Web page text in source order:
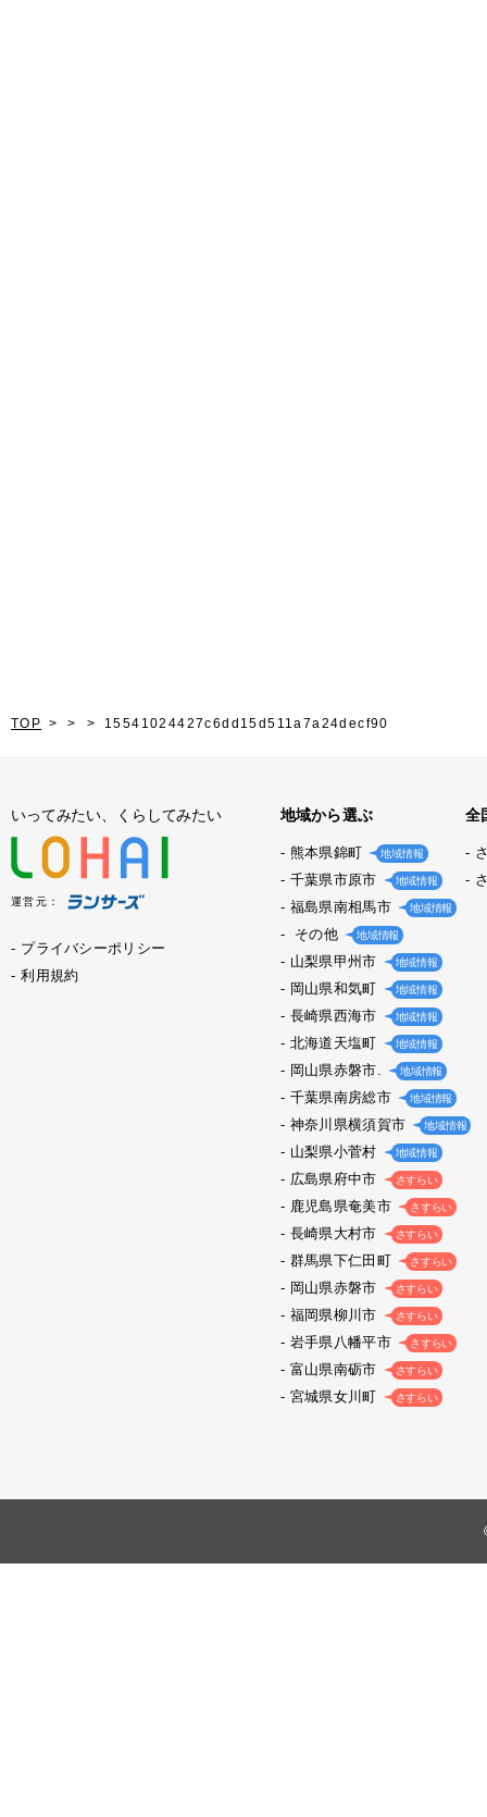
TOP 15541024427c6dd15d511a7a24decf90
いってみたい、くらしてみたい
運営元：
プライバシーポリシー
利用規約
地域から選ぶ
熊本県錦町 地域情報
千葉県市原市 地域情報
福島県南相馬市 地域情報
その他 地域情報
山梨県甲州市 地域情報
岡山県和気町 地域情報
長崎県西海市 地域情報
北海道天塩町 地域情報
岡山県赤磐市. 地域情報
千葉県南房総市 地域情報
神奈川県横須賀市 地域情報
山梨県小菅村 地域情報
広島県府中市 さすらい
鹿児島県奄美市 さすらい
長崎県大村市 さすらい
群馬県下仁田町 さすらい
岡山県赤磐市 さすらい
福岡県柳川市 さすらい
岩手県八幡平市 さすらい
富山県南砺市 さすらい
宮城県女川町 さすらい
全